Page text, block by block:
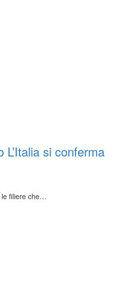
si conferma
le filiere che…